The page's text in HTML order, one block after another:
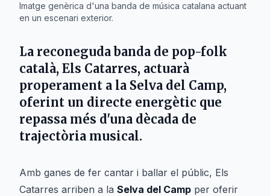
Imatge genèrica d'una banda de música catalana actuant
en un escenari exterior.
La reconeguda banda de pop-folk
català, Els Catarres, actuarà
properament a la Selva del Camp,
oferint un directe energètic que
repassa més d'una dècada de
trajectòria musical.
Amb ganes de fer cantar i ballar el públic, Els
Catarres arriben a la Selva del Camp per oferir